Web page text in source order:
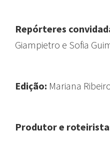
Repórteres
Giampietro e Sofia
Edição: Mariana
Produtor e